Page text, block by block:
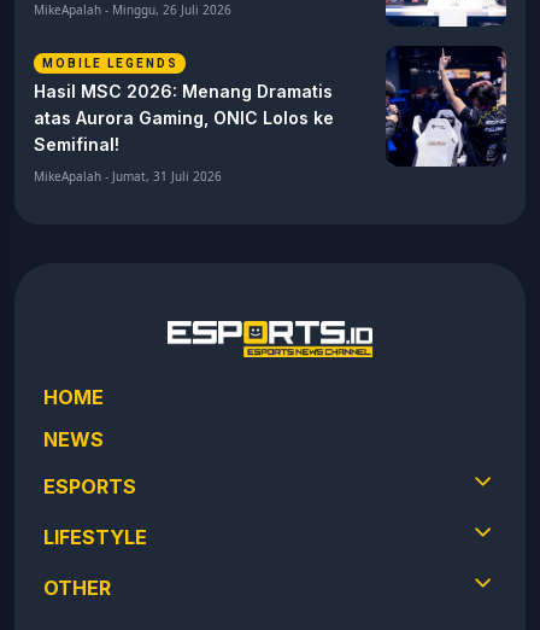
MikeApalah - Minggu, 26 Juli 2026
MOBILE LEGENDS
Hasil MSC 2026: Menang Dramatis
atas Aurora Gaming, ONIC Lolos ke
Semifinal!
MikeApalah - Jumat, 31 Juli 2026
HOME
NEWS
ESPORTS
LIFESTYLE
OTHER